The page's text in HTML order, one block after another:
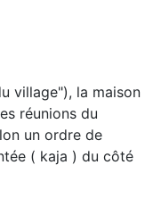
village"), la maison
réunions du
un ordre de
( kaja ) du côté